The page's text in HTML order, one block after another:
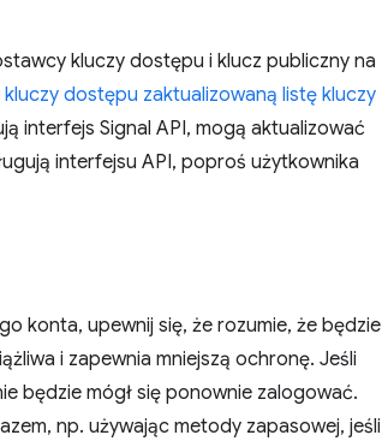
kluczy dostępu i klucz publiczny na
dostępu zaktualizowaną listę kluczy
interfejs Signal API, mogą aktualizować
interfejsu API, poproś użytkownika
konta, upewnij się, że rozumie, że będzie
i zapewnia mniejszą ochronę. Jeśli
będzie mógł się ponownie zalogować.
np. używając metody zapasowej, jeśli